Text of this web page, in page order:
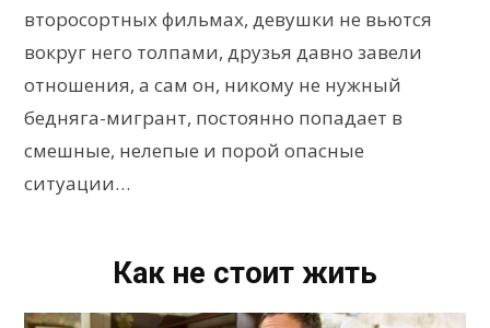
второсортных фильмах, девушки не вьются
вокруг него толпами, друзья давно завели
отношения, а сам он, никому не нужный
бедняга-мигрант, постоянно попадает в
смешные, нелепые и порой опасные
ситуации…
Как не стоит жить